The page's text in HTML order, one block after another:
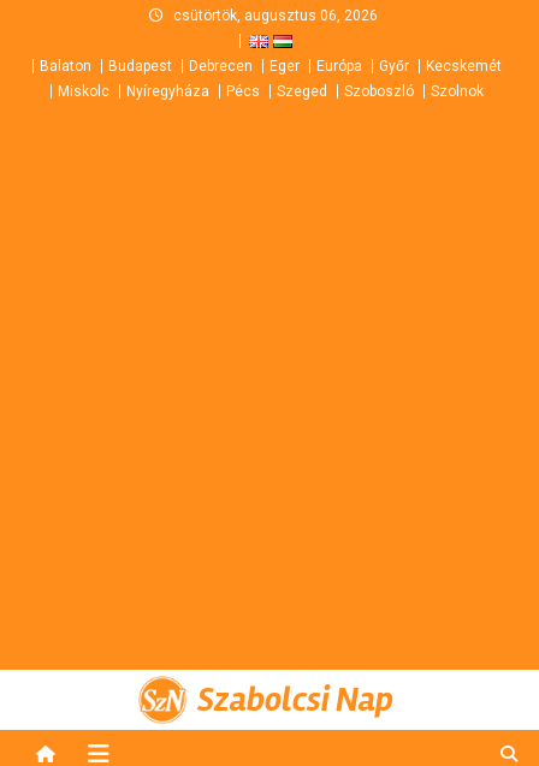
content
csütörtök, augusztus 06, 2026
Balaton Budapest Debrecen Eger Európa Győr
Kecskemét
Miskolc
Nyíregyháza Pécs Szeged Szoboszló Szolnok
Szabolcsi Nap